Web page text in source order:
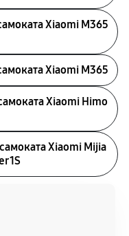
Xiaomi M365
Xiaomi M365
Xiaomi Himo
Xiaomi Mijia
1S